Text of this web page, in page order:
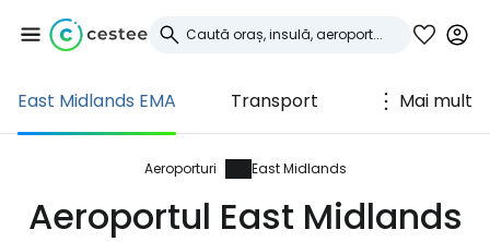
East Midlands EMA Transport Mai mult
Aeroporturi East Midlands
Aeroportul East Midlands
Conectați-vă la
Cestee
... comunitatea mondială a călătorilor